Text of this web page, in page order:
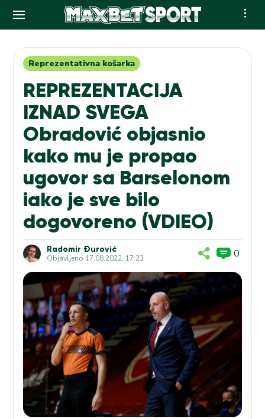
contentReprezentativna košarka
REPREZENTACIJA
IZNAD SVEGA
Obradović objasnio
kako mu je propao
ugovor sa Barselonom
iako je sve bilo
dogovoreno (VDIEO)
Radomir Đurović
Objavljeno 17.08.2022. 17:23 0